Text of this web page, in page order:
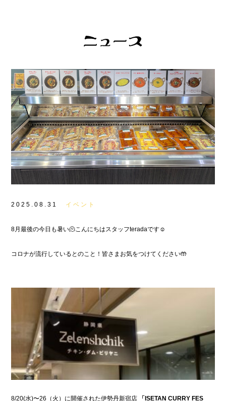
2025.08.31 イベント
8月最後の今日も暑い🫠こんにちはスタッフteradaです☺️
コロナが流行しているとのこと！皆さまお気をつけてください🤲
8/20(水)〜26（火）に開催された伊勢丹新宿店
「ISETAN CURRY FES